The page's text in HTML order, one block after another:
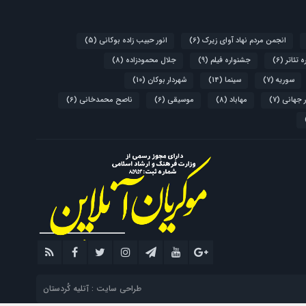
انجمن مردم نهاد آوای زیرک (6) انور حبیب زاده بوکانی (5)
تئاتر(6) جشنواره فیلم (9) جلال محمودزاده (8)
سوریه (7) سینما (14) شهردار بوکان (10)
جهانی (7) مهاباد (8) موسیقی (6) ناصح محمدخانی (6)
طراحی سایت : آتلیه کُردستان